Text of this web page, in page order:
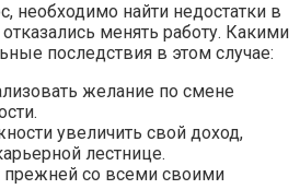
необходимо найти недостатки в
менять работу. Какими
последствия в этом случае:
желание по смене
увеличить свой доход,
лестнице.
прежней со всеми своими